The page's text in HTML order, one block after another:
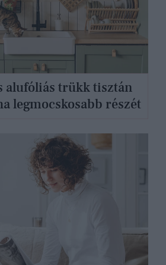
alufóliás trükk tisztán
legmocskosabb részét